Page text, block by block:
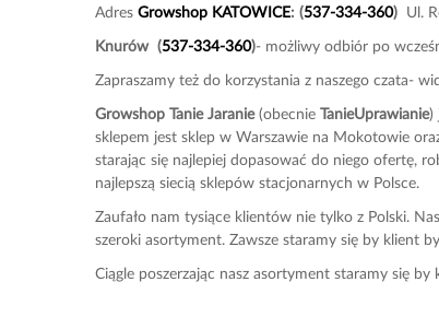
Adres Growshop KATOWICE: (537-334-360) Ul.
Knurów (537-334-360)- możliwy odbiór po
Zapraszamy też do korzystania z naszego czata-
Growshop Tanie Jaranie(obecnie TanieUprawianie)
sklepem jest sklep w Warszawie na Mokotowie
starając się najlepiej dopasować do niego ofertę,
najlepszą siecią sklepów stacjonarnych w Polsce.
Zaufało nam tysiące klientów nie tylko z Polski.
szeroki asortyment. Zawsze staramy się by klient
Ciągle poszerzając nasz asortyment staramy się